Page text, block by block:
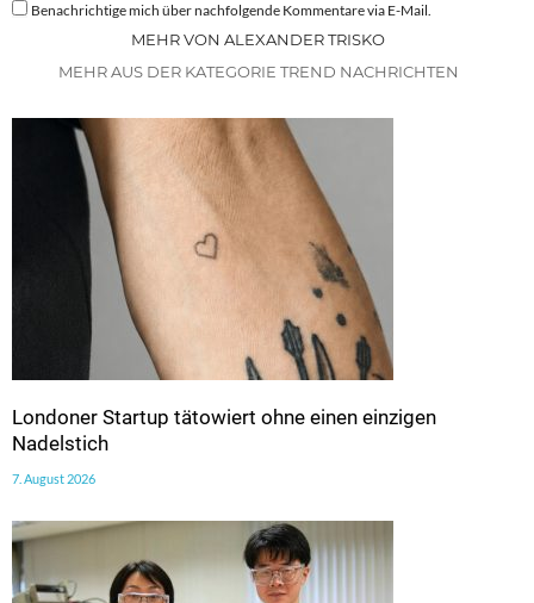
Benachrichtige mich über nachfolgende Kommentare via E-Mail.
MEHR VON ALEXANDER TRISKO
MEHR AUS DER KATEGORIE TREND NACHRICHTEN
Londoner Startup tätowiert ohne einen einzigen
Nadelstich
7. August 2026